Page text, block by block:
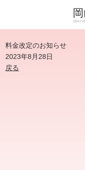
料金改定のお知らせ
2023年8月28日
戻る